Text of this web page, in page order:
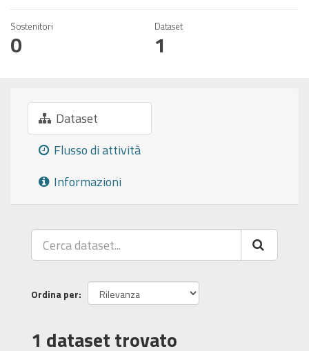
Sostenitori
0
Dataset
1
Dataset
Flusso di attività
Informazioni
Ordina per
1 dataset trovato